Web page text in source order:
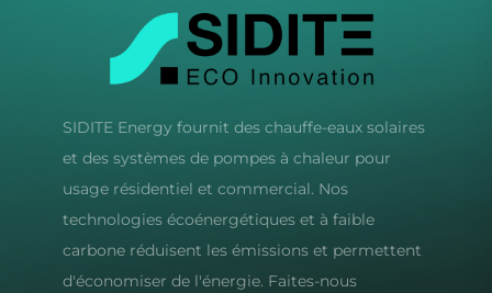
SIDITE Energy fournit des chauffe-eaux solaires
et des systèmes de pompes à chaleur pour
usage résidentiel et commercial. Nos
technologies écoénergétiques et à faible
carbone réduisent les émissions et permettent
d'économiser de l'énergie. Faites-nous